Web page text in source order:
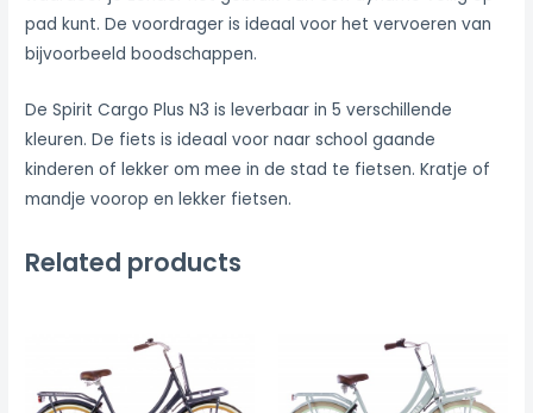
pad kunt. De voordrager is ideaal voor het vervoeren van
bijvoorbeeld boodschappen.
De Spirit Cargo Plus N3 is leverbaar in 5 verschillende
kleuren. De fiets is ideaal voor naar school gaande
kinderen of lekker om mee in de stad te fietsen. Kratje of
mandje voorop en lekker fietsen.
Related products